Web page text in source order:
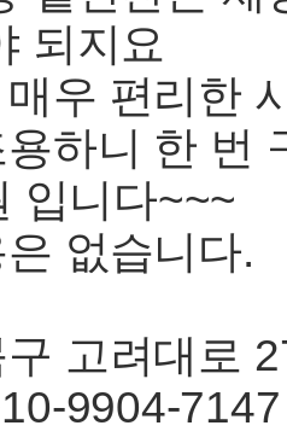
되지요
우 편리한
하니 한 번
입니다~~~
없습니다.
고려대로
9904-